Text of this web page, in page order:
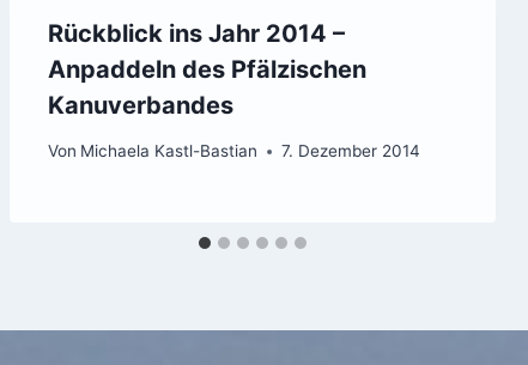
Rückblick ins Jahr 2014 –
Anpaddeln des Pfälzischen
Kanuverbandes
Von Michaela Kastl-Bastian 7. Dezember 2014